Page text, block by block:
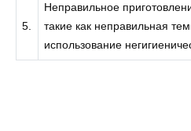
5.
Неправильное
такие как неправильная
использование